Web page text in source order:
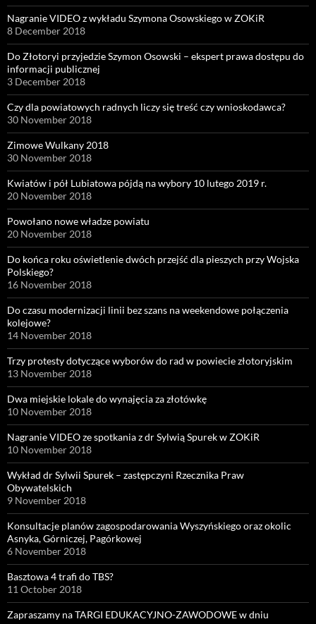
Nagranie VIDEO z wykładu Szymona Osowskiego w ZOKiR
8 December 2018
Do Złotoryi przyjedzie Szymon Osowski – ekspert prawa dostępu do
informacji publicznej
3 December 2018
Czy dla powiatowych radnych liczy się treść czy wnioskodawca?
30 November 2018
Zimowe Wulkany 2018
30 November 2018
Kwiatów i pół Lubiatowa pójdą na wybory 10 lutego 2019 r.
20 November 2018
Powołano nowe władze powiatu
20 November 2018
Do końca roku oświetlenie dwóch przejść dla pieszych przy Wojska
Polskiego?
16 November 2018
Do czasu modernizacji linii bez szans na weekendowe połączenia
kolejowe?
14 November 2018
Trzy protesty dotyczące wyborów do rad w powiecie złotoryjskim
13 November 2018
Dwa miejskie lokale do wynajęcia za złotówkę
10 November 2018
Nagranie VIDEO ze spotkania z dr Sylwią Spurek w ZOKiR
10 November 2018
Wykład dr Sylwii Spurek – zastępczyni Rzecznika Praw
Obywatelskich
9 November 2018
Konsultacje planów zagospodarowania Wyszyńskiego oraz okolic
Asnyka, Górniczej, Pagórkowej
6 November 2018
Basztowa 4 trafi do TBS?
11 October 2018
Zapraszamy na TARGI EDUKACYJNO-ZAWODOWE w dniu